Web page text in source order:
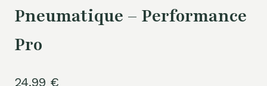
Pneumatique – Performance
Pro
24,99 €